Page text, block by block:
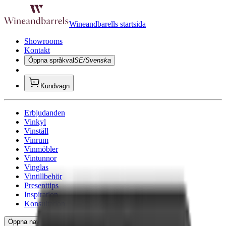
Wineandbarells startsida
Showrooms
Kontakt
Öppna språkvalSE/Svenska
Kundvagn
Erbjudanden
Vinkyl
Vinställ
Vinrum
Vinmöbler
Vintunnor
Vinglas
Vintillbehör
Presenttips
Inspiration
Konsultation
Öppna navigeringen